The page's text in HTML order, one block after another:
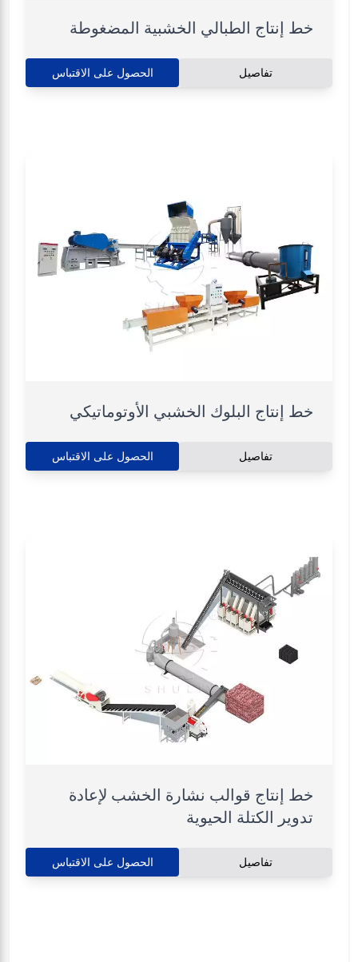
خط إنتاج الطبالي الخشبية المضغوطة
تفاصيل الحصول على الاقتباس
خط إنتاج البلوك الخشبي الأوتوماتيكي
تفاصيل الحصول على الاقتباس
خط إنتاج قوالب نشارة الخشب لإعادة
تدوير الكتلة الحيوية
تفاصيل الحصول على الاقتباس